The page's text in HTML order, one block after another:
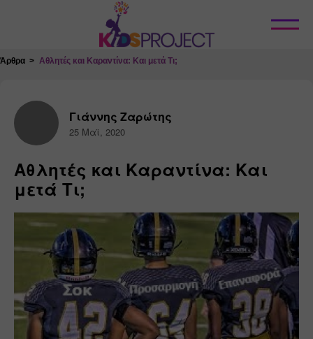
Κλείσιμο
Άρθρα Αθλητές και Καραντίνα: Και μετά Τι;
Γιάννης Ζαρώτης
25 Μαϊ, 2020
Αθλητές και Καραντίνα: Και
μετά Τι;